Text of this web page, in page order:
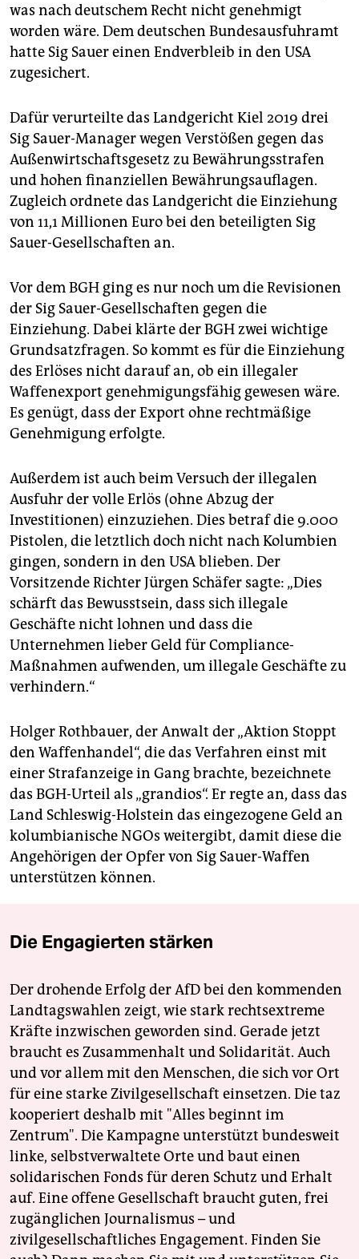
was nach deutschem Recht nicht genehmigt
worden wäre. Dem deutschen Bundesausfuhramt
hatte Sig Sauer einen Endverbleib in den USA
zugesichert.
Dafür verurteilte das Landgericht Kiel 2019 drei
Sig Sauer-Manager wegen Verstößen gegen das
Außenwirtschaftsgesetz zu Bewährungsstrafen
und hohen finanziellen Bewährungsauflagen.
Zugleich ordnete das Landgericht die Einziehung
von 11,1 Millionen Euro bei den beteiligten Sig
Sauer-Gesellschaften an.
Vor dem BGH ging es nur noch um die Revisionen
der Sig Sauer-Gesellschaften gegen die
Einziehung. Dabei klärte der BGH zwei wichtige
Grundsatzfragen. So kommt es für die Einziehung
des Erlöses nicht darauf an, ob ein illegaler
Waffenexport genehmigungsfähig gewesen wäre.
Es genügt, dass der Export ohne rechtmäßige
Genehmigung erfolgte.
Außerdem ist auch beim Versuch der illegalen
Ausfuhr der volle Erlös (ohne Abzug der
Investitionen) einzuziehen. Dies betraf die 9.000
Pistolen, die letztlich doch nicht nach Kolumbien
gingen, sondern in den USA blieben. Der
Vorsitzende Richter Jürgen Schäfer sagte: „Dies
schärft das Bewusstsein, dass sich illegale
Geschäfte nicht lohnen und dass die
Unternehmen lieber Geld für Compliance-
Maßnahmen aufwenden, um illegale Geschäfte zu
verhindern.“
Holger Rothbauer, der Anwalt der „Aktion Stoppt
den Waffenhandel“, die das Verfahren einst mit
einer Strafanzeige in Gang brachte, bezeichnete
das BGH-Urteil als „grandios“. Er regte an, dass das
Land Schleswig-Holstein das eingezogene Geld an
kolumbianische NGOs weitergibt, damit diese die
Angehörigen der Opfer von Sig Sauer-Waffen
unterstützen können.
Die Engagierten stärken
Der drohende Erfolg der AfD bei den kommenden
Landtagswahlen zeigt, wie stark rechtsextreme
Kräfte inzwischen geworden sind. Gerade jetzt
braucht es Zusammenhalt und Solidarität. Auch
und vor allem mit den Menschen, die sich vor Ort
für eine starke Zivilgesellschaft einsetzen. Die taz
kooperiert deshalb mit "Alles beginnt im
Zentrum". Die Kampagne unterstützt bundesweit
linke, selbstverwaltete Orte und baut einen
solidarischen Fonds für deren Schutz und Erhalt
auf. Eine offene Gesellschaft braucht guten, frei
zugänglichen Journalismus – und
zivilgesellschaftliches Engagement. Finden Sie